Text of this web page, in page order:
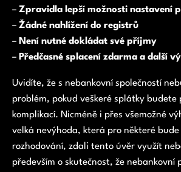
– Zpravidla lepší možnosti nastavení
– Žádné nahlížení do registrů
– Není nutné dokládat své příjmy
– Předčasné splacení zdarma a další
Uvidíte, že s nebankovní společností
problém, pokud veškeré splátky budete
komplikací. Nicméně i přes všemožné
velká nevýhoda, která pro některé bude
rozhodování, zdali tento úvěr využít
především o skutečnost, že nebankovní